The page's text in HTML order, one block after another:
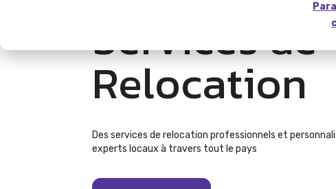
Services de
Relocation
Des services de relocation professionnels et
experts locaux à travers tout le pays